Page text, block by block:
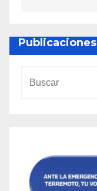
Publicaciones